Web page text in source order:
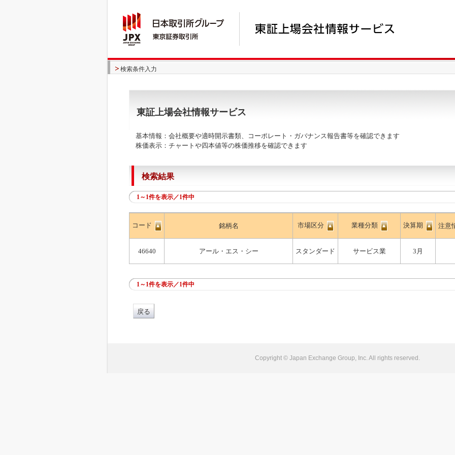
検索条件入力
東証上場会社情報サービス
基本情報：会社概要や適時開示書類、コーポレート・ガバナンス報告書等を確認できます
株価表示：チャートや四本値等の株価推移を確認できます
検索結果
1～1件を表示／1件中
コード 銘柄名 市場区分 業種分類 決算期 注意
46640 アール・エス・シー スタンダード サービス業 3月
1～1件を表示／1件中